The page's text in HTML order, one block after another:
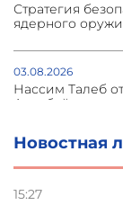
Новостная
15:27
Стратегия
ядерного
03.08.2026
Нассим Талеб
Азербайджане
31.07.2026